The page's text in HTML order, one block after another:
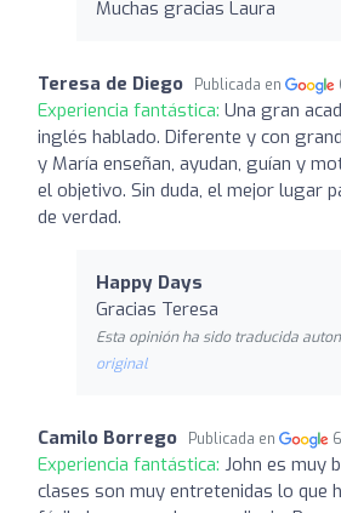
Muchas gracias Laura
Teresa de Diego Publicada en
Experiencia fantástica: Una gran
inglés hablado. Diferente y con
y María enseñan, ayudan, guían y
el objetivo. Sin duda, el mejor lugar
de verdad.
Happy Days
Gracias Teresa
Esta opinión ha sido traducida
original
Camilo Borrego Publicada en
Experiencia fantástica: John es muy
clases son muy entretenidas lo que